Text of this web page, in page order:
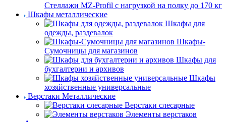
Стеллажи MZ-Profil с нагрузкой на полку до 170 кг
Шкафы металлические
Шкафы для
одежды, раздевалок
Шкафы-
Сумочницы для магазинов
Шкафы для
бухгалтерии и архивов
Шкафы
хозяйственные универсальные
Верстаки Металлические
Верстаки слесарные
Элементы верстаков